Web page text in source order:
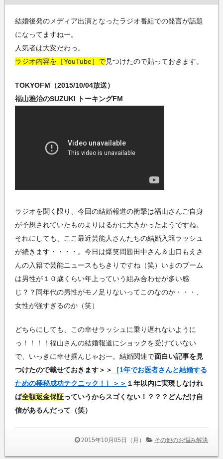
結婚後発のメディア出演となったラジオ番組での発言が話題
になってますねー。
人気者は大変だわっ。
ラジオ内容を［YouTube］で見つけたので貼っておきます。
TOKYOFM（2015/10/04放送）
福山雅治のSUZUKI トーキングFM
ラジオを聞く限り、今回の結婚報道の衝撃は福山さんご自身
が予想されていたものよりはるかに大きかったようですね。
それにしても、ここ最近芸能人さんたちの結婚入籍ラッシュ
が続きます・・・・。今日は爆笑問題田中さん＆山口もえさ
んの入籍で芸能ニュースもちきりですね（笑）いまのブーム
は男性が１０歳くらい年上っていう組み合わせが多い感
じ？？同年代の男性がモノ足りないってこのなのか・・・、
女性が強すぎるのか（笑）
どちらにしても、この幸せラッシュに乗り遅れないように
っ！！！！福山さんの結婚報道にショックを受けていない
で、いっきに幸せ掴んじゃおー。結婚関連で面白い記事を見
つけたので載せておきます＞＞
［1年でお医者さんと結婚する
ための極秘成功テクニック！］＞＞ １年以内に実現しなけれ
ば全額返金保証っていうからスゴくない！？？？どんだけ自
信があるんだって（笑）
2015年10月05日（月） その他のお悩み解決